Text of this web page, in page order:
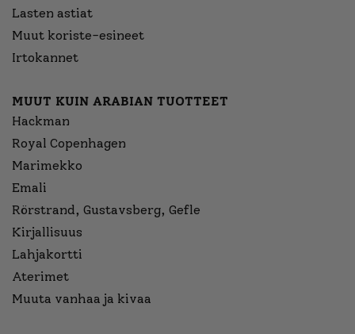
Lasten astiat
Muut koriste-esineet
Irtokannet
MUUT KUIN ARABIAN TUOTTEET
Hackman
Royal Copenhagen
Marimekko
Emali
Rörstrand, Gustavsberg, Gefle
Kirjallisuus
Lahjakortti
Aterimet
Muuta vanhaa ja kivaa